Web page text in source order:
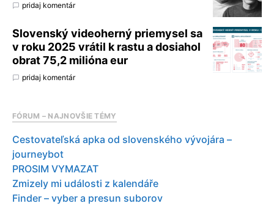
pridaj komentár
Slovenský videoherný priemysel sa
v roku 2025 vrátil k rastu a dosiahol
obrat 75,2 milióna eur
pridaj komentár
FÓRUM – NAJNOVŠIE TÉMY
Cestovateľská apka od slovenského vývojára –
journeybot
PROSIM VYMAZAT
Zmizely mi události z kalendáře
Finder – vyber a presun suborov